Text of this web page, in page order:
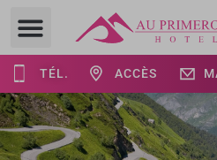
TÉL. ACCÈS